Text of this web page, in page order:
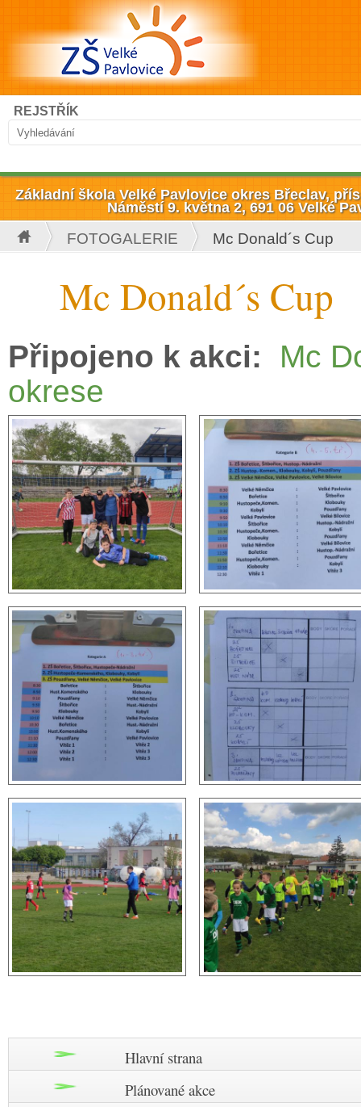
Přejít k hlavnímu obsahu
Vyhledávání
Hledat
REJSTŘÍK
Základní škola Velké Pavlovice okres Břeclav,
Náměstí 9. května 2, 691 06 Velké
Jste zde
FOTOGALERIE Mc Donald´s Cup
Mc Donald´s Cup
Připojeno k akci:
Mc
okrese
Hlavní strana
Plánované akce